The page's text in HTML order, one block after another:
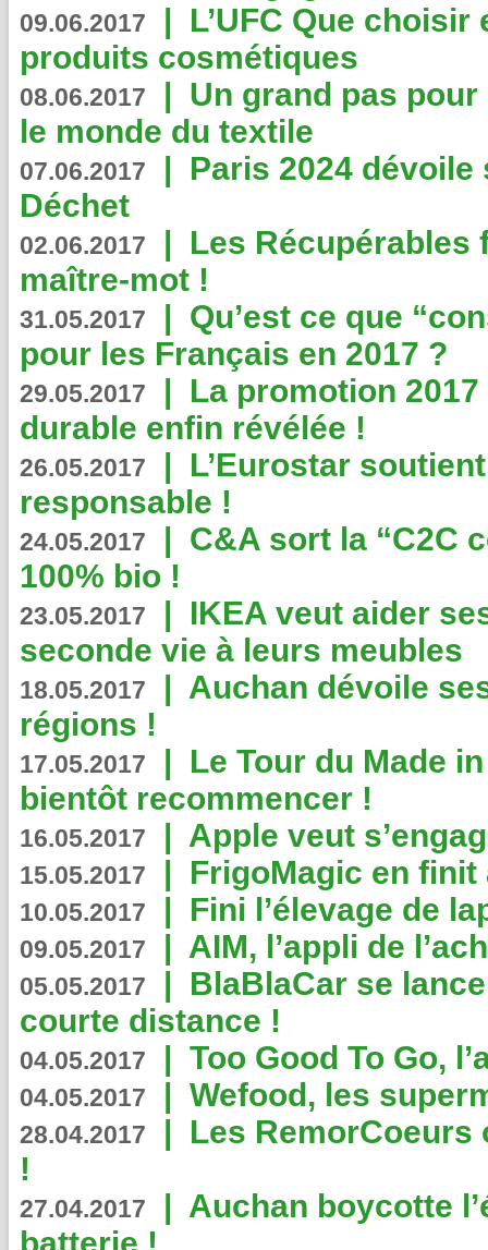
09.06.2017 | L’UFC Que
produits cosmétiques
08.06.2017 | Un grand pas
le monde du textile
07.06.2017 | Paris 2024
Déchet
02.06.2017 | Les Récupérables
maître-mot !
31.05.2017 | Qu’est ce que
pour les Français en 2017 ?
29.05.2017 | La promotion
durable enfin révélée !
26.05.2017 | L’Eurostar
responsable !
24.05.2017 | C&A sort la “C2C
100% bio !
23.05.2017 | IKEA veut aider
seconde vie à leurs meubles
18.05.2017 | Auchan dévoile
régions !
17.05.2017 | Le Tour du Made
bientôt recommencer !
16.05.2017 | Apple veut
15.05.2017 | FrigoMagic en
10.05.2017 | Fini l’élevage de
09.05.2017 | AIM, l’appli de
05.05.2017 | BlaBlaCar se
courte distance !
04.05.2017 | Too Good To Go,
04.05.2017 | Wefood, les
28.04.2017 | Les RemorCoeurs
!
27.04.2017 | Auchan boycotte